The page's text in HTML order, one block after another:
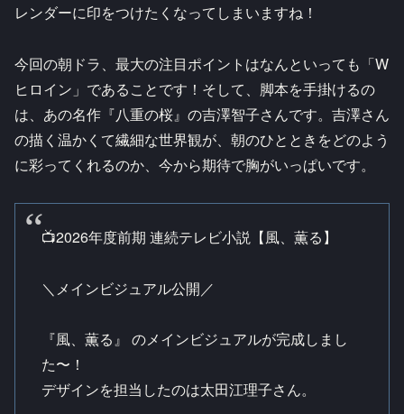
レンダーに印をつけたくなってしまいますね！
今回の朝ドラ、最大の注目ポイントはなんといっても「W
ヒロイン」であることです！そして、脚本を手掛けるの
は、あの名作『八重の桜』の吉澤智子さんです。吉澤さん
の描く温かくて繊細な世界観が、朝のひとときをどのよう
に彩ってくれるのか、今から期待で胸がいっぱいです。
📺2026年度前期 連続テレビ小説【風、薫る】
＼メインビジュアル公開／
『風、薫る』 のメインビジュアルが完成しまし
た〜！
デザインを担当したのは太田江理子さん。